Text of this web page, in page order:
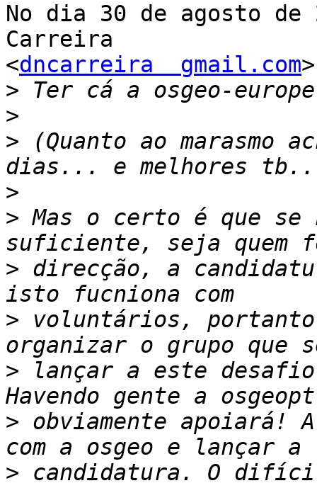
No dia 30 de agosto de
Carreira
<dncarreira  gmail.com
>
>
> (Quanto ao marasmo
>
> Mas o certo é que se
> direcção, a
> voluntários, portanto
> lançar a este
> obviamente
> candidatura. O